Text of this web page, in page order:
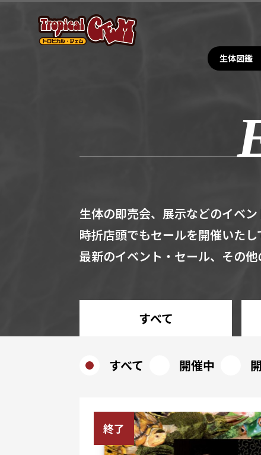
生体図鑑
生体の即売会、展示などのイベ
時折店頭でもセールを開催いたし
最新のイベント・セール、その
すべて
すべて 開催中
終了